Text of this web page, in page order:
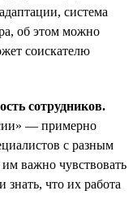
система
об этом можно
соискателю
сотрудников.
— примерно
с разным
важно чувствовать
что их работа